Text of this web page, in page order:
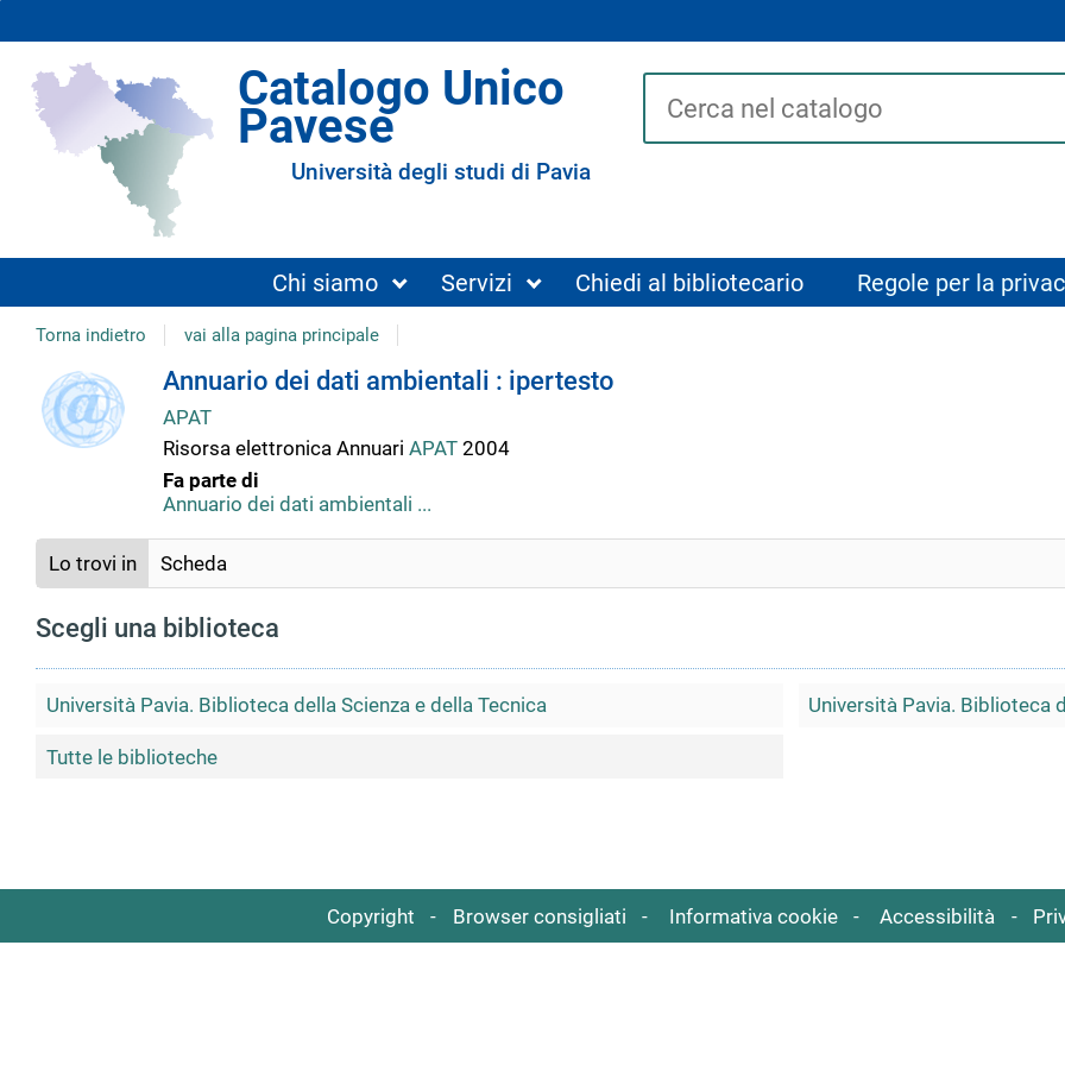
Catalogo Unico
Pavese
Università degli studi di Pavia
Cerca su "Catalogo"
Chi siamo Servizi Chiedi al bibliotecario Regole per la
Torna indietro vai alla pagina principale
Dettaglio
del
documento
copertina Annuario dei dati ambientali : ipertesto
APAT
Risorsa elettronica Annuari APAT 2004
Fa parte di
Annuario dei dati ambientali ...
Lo trovi in Scheda
Scegli una biblioteca
Università Pavia. Biblioteca della Scienza e della Tecnica Università Pavia. Biblioteca
Tutte le biblioteche
Copyright Browser consigliati Informativa cookie Accessibilità